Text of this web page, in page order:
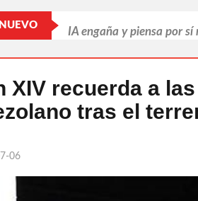
IA engaña y piensa por sí
Llama Trump
Par de jugadoras
XIV recuerda a
tras el
06